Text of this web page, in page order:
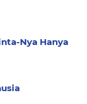
Nya Hanya